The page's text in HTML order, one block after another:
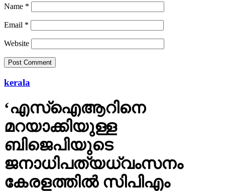
Name *
Email *
Website
kerala
‘എസ്‌ഐആറിനെ
മറയാക്കിയുള്ള
ബിജെപിയുടെ
ജനാധിപത്യധ്വംസനം
കേരളത്തില്‍ സിപിഎം